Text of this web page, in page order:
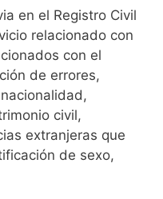
en el Registro Civil
relacionado con
con el
de errores,
civil,
extranjeras que
de sexo,